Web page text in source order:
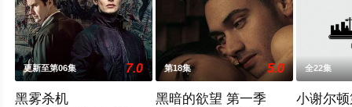
解。
。
更新至第06集 7.0
黑雾杀机
第18集 5.0
黑暗的欲望 第一季
全22集
小谢尔